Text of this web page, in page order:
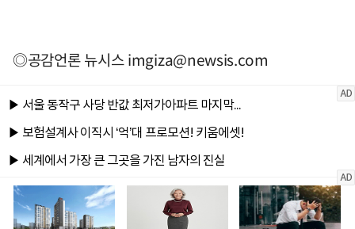
◎공감언론 뉴시스imgiza@newsis.com